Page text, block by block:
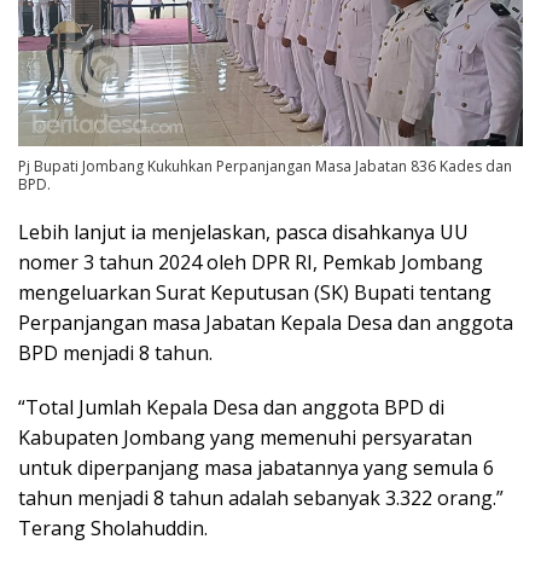
Pj Bupati Jombang Kukuhkan Perpanjangan Masa Jabatan 836 Kades dan
BPD.
Lebih lanjut ia menjelaskan, pasca disahkanya UU
nomer 3 tahun 2024 oleh DPR RI, Pemkab Jombang
mengeluarkan Surat Keputusan (SK) Bupati tentang
Perpanjangan masa Jabatan Kepala Desa dan anggota
BPD menjadi 8 tahun.
“Total Jumlah Kepala Desa dan anggota BPD di
Kabupaten Jombang yang memenuhi persyaratan
untuk diperpanjang masa jabatannya yang semula 6
tahun menjadi 8 tahun adalah sebanyak 3.322 orang.”
Terang Sholahuddin.